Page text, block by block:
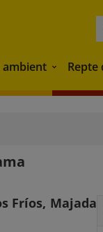
ambient MediRepte
Fríos, Majada